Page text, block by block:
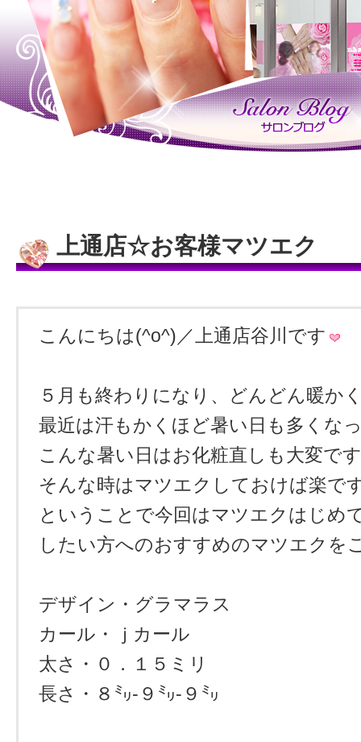
上通店☆お客様マツエク
こんにちは(^o^)／上通店谷川です
５月も終わりになり、どんどん暖か
最近は汗もかくほど暑い日も多くな
こんな暑い日はお化粧直しも大変で
そんな時はマツエクしておけば楽で
ということで今回はマツエクはじめ
したい方へのおすすめのマツエクを
デザイン・グラマラス
カール・ｊカール
太さ・０．１５ミリ
長さ・８㍉‐９㍉‐９㍉